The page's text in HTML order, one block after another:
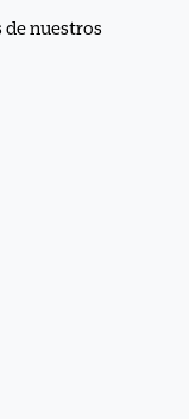
de nuestros